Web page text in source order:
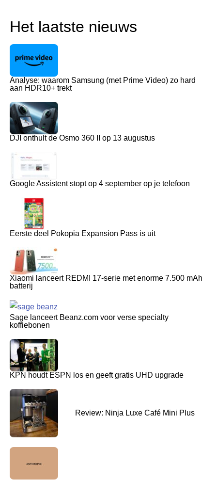
Het laatste nieuws
Analyse: waarom Samsung (met Prime Video) zo hard
aan HDR10+ trekt
DJI onthult de Osmo 360 II op 13 augustus
Google Assistent stopt op 4 september op je telefoon
Eerste deel Pokopia Expansion Pass is uit
Xiaomi lanceert REDMI 17-serie met enorme 7.500 mAh
batterij
Sage lanceert Beanz.com voor verse specialty
koffiebonen
KPN houdt ESPN los en geeft gratis UHD upgrade
Review: Ninja Luxe Café Mini Plus